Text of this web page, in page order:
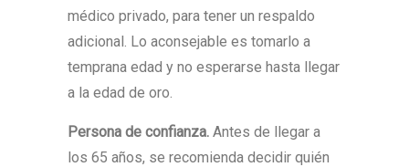
médico privado, para tener un respaldo
adicional. Lo aconsejable es tomarlo a
temprana edad y no esperarse hasta llegar
a la edad de oro.
Persona de confianza. Antes de llegar a
los 65 años, se recomienda decidir quién